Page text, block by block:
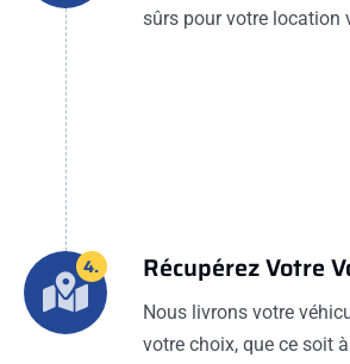
sûrs pour votre location
4. Récupérez Votre
Nous livrons votre
votre choix, que ce soit